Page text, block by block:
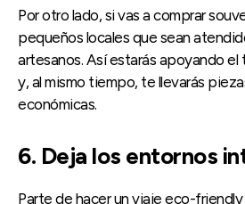
Por otro lado, si vas a comprar
pequeños locales que sean
artesanos. Así estarás apoyando
y, al mismo tiempo, te llevarás
económicas.
6. Deja los entornos
Parte de hacer un viaje eco-